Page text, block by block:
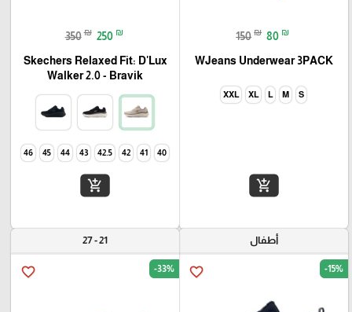
150 ₪ 80 ₪
WJeans Underwear 3PACK
S
M
L
XL
XXL
add_shopping_cart
350 ₪ 250 ₪
Skechers Relaxed Fit: D'Lux
Walker 2.0 - Bravik
40
41
42
42.5
43
44
45
46
add_shopping_cart
أطفال
favorite_border -15%
21 - 27
favorite_border -33%